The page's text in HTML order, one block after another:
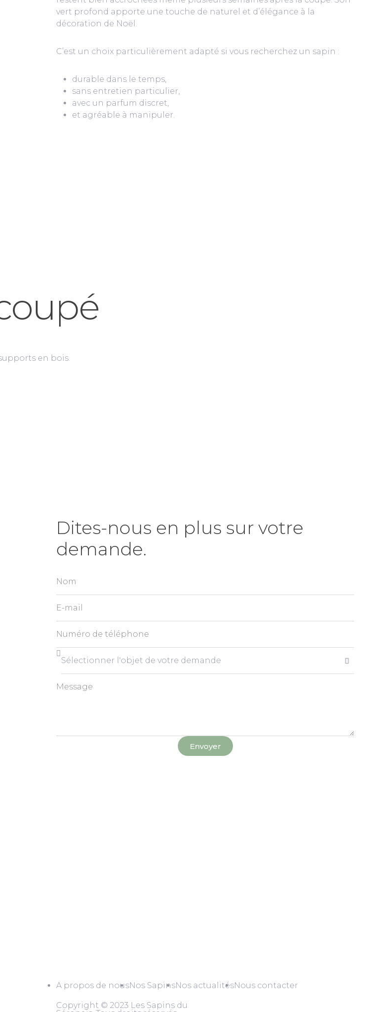
vert profond apporte une touche de naturel et d’élégance à la
décoration de Noël.
C’est un choix particulièrement adapté si vous recherchez un sapin :
durable dans le temps,
sans entretien particulier,
avec un parfum discret,
et agréable à manipuler.
en bois.
Dites-nous en plus sur votre
demande.
Envoyer
A propos de nousNos SapinsNos actualitésNous contacter
Copyright © 2023 Les Sapins du